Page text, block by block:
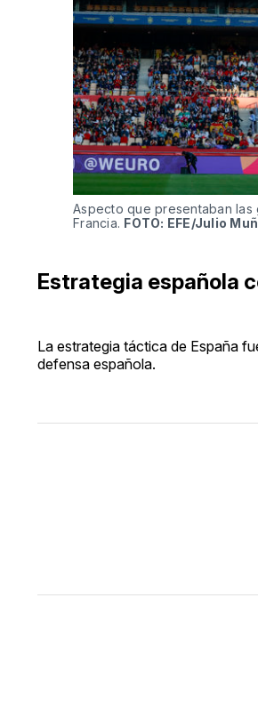
Aspecto que presentaban las
Francia. FOTO: EFE/Julio
Estrategia española
La estrategia táctica de España
defensa española.